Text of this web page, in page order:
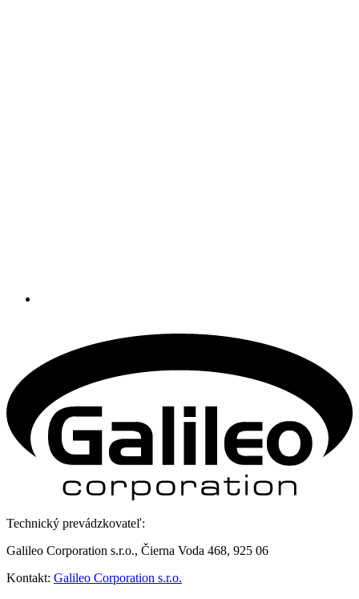
Technický prevádzkovateľ:
Galileo Corporation s.r.o., Čierna Voda 468, 925 06
Kontakt: Galileo Corporation s.r.o.